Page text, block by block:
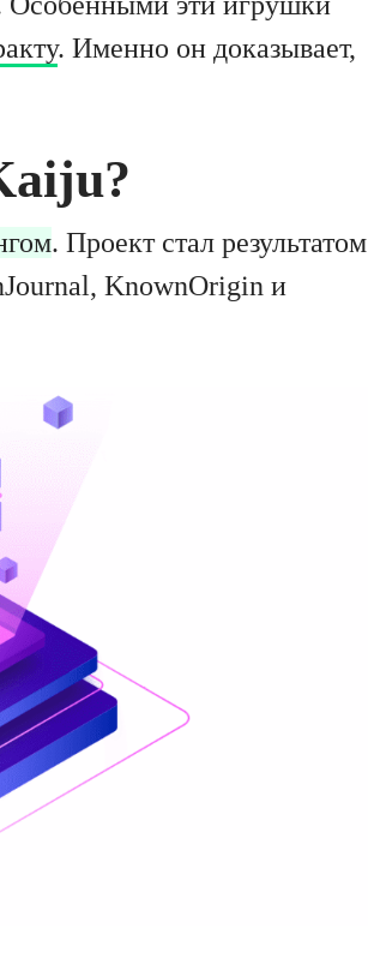
. Именно он доказывает,
. Проект стал результатом
KnownOrigin и